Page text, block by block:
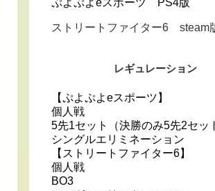
ぷよぷよeスポーツ PS4版
ストリートファイター6 steam
レギュレーション
【ぷよぷよeスポーツ】
個人戦
5先1セット（決勝のみ5先2セッ
シングルエリミネーション
【ストリートファイター6】
個人戦
BO3